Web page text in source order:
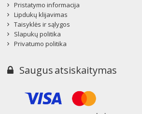
Pristatymo informacija
Lipdukų klijavimas
Taisyklės ir sąlygos
Slapukų politika
Privatumo politika
Saugus atsiskaitymas